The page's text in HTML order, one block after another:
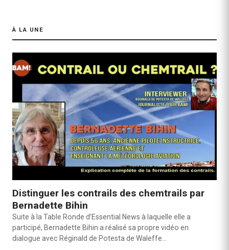
À LA UNE
Distinguer les contrails des chemtrails par
Bernadette Bihin
Suite à la Table Ronde d’Essential News à laquelle elle a
participé, Bernadette Bihin a réalisé sa propre vidéo en
dialogue avec Réginald de Potesta de Waleffe…